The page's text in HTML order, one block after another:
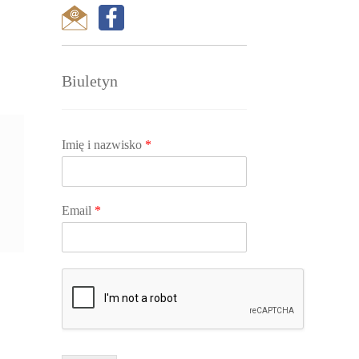
Biuletyn
Imię i nazwisko *
Email *